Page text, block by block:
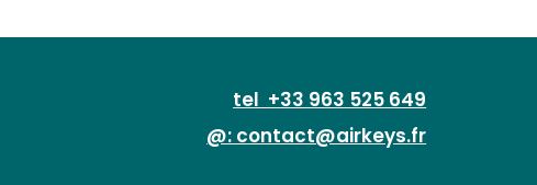
tel +33 963 525 649
@: contact@airkeys.fr